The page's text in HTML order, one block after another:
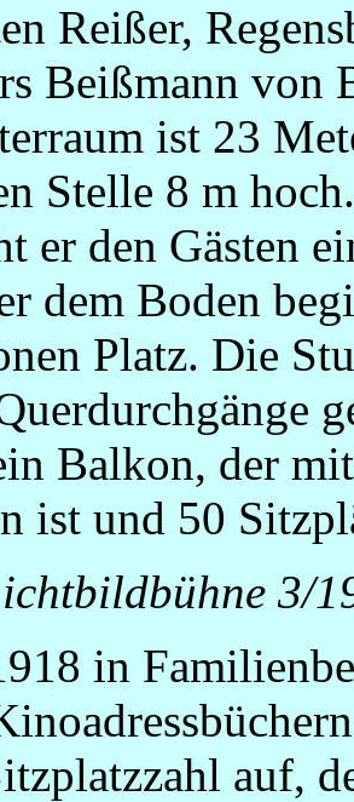
Reißer,
Beißmann von
ist 23
Stelle 8 m
er den Gästen
dem Boden
Platz. Die
Balkon, der
ist und 50
3/
in
auf,